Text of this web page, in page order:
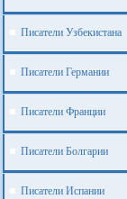
Писатели Узбекистана
Писатели Германии
Писатели Франции
Писатели Болгарии
Писатели Испании